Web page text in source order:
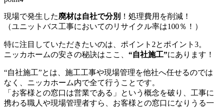
現場で発生した廃材は自社で分別 ！処理費用を削減！
（ユニットバス工事においてのリサイクル率は100％！）
特に注目していただきたいのは、ポイント2とポイント3。
ニッカホームの安さの秘訣はここ、 “自社施工”にあります！
“自社施工”とは、施工工事や現場管理を他社へ任せるのでは
なく、ニッカホーム内で全て行うことです。
「お客様との窓口は営業である」という概念を破り、工事に
携わる職人や現場管理者すら、お客様との窓口になりうる一